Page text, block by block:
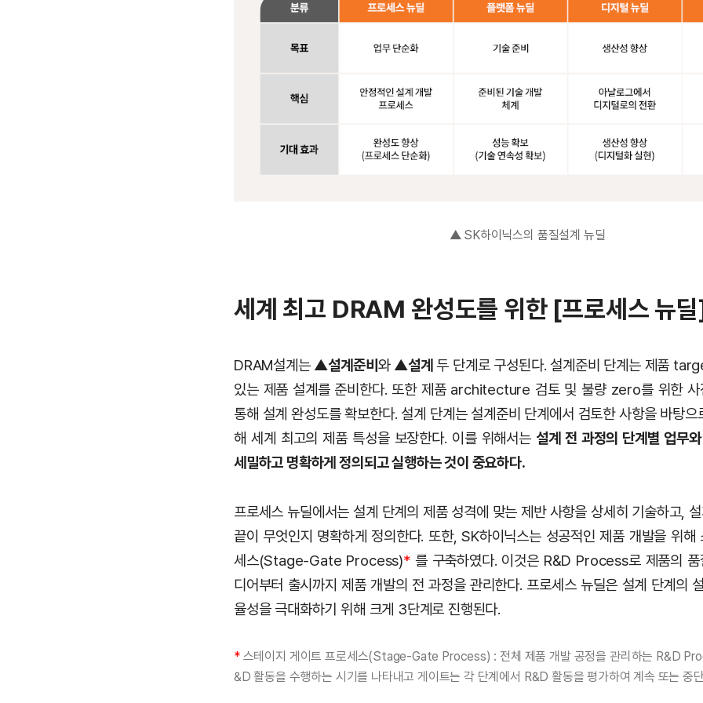
▲ SK하이닉스의 품질설계 뉴딜
세계 최고 DRAM 완성도를 위한 [프로세스 뉴
DRAM설계는 ▲설계준비 와 ▲설계 두 단계로 구성된다. 설계준비 단계는 제품
있는 제품 설계를 준비한다. 또한 제품 architecture 검토 및 불량 zero를 위한 사
통해 설계 완성도를 확보한다. 설계 단계는 설계준비 단계에서 검토한 사항을 바탕
해 세계 최고의 제품 특성을 보장한다. 이를 위해서는 설계 전 과정의 단계별 업무
세밀하고 명확하게 정의되고 실행하는 것이 중요하다.
프로세스 뉴딜에서는 설계 단계의 제품 성격에 맞는 제반 사항을 상세히 기술하고,
끝이 무엇인지 명확하게 정의한다. 또한, SK하이닉스는 성공적인 제품 개발을 위해
세스(Stage-Gate Process)*를 구축하였다. 이것은 R&D Process로 제품의 품
디어부터 출시까지 제품 개발의 전 과정을 관리한다. 프로세스 뉴딜은 설계 단계의
율성을 극대화하기 위해 크게 3단계로 진행된다.
* 스테이지 게이트 프로세스(Stage-Gate Process) : 전체 제품 개발 공정을 관리하는 R&D
&D 활동을 수행하는 시기를 나타내고 게이트는 각 단계에서 R&D 활동을 평가하여 계속 또는 중